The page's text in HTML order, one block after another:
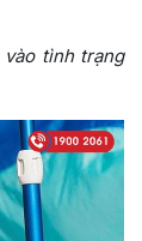
tình trạng